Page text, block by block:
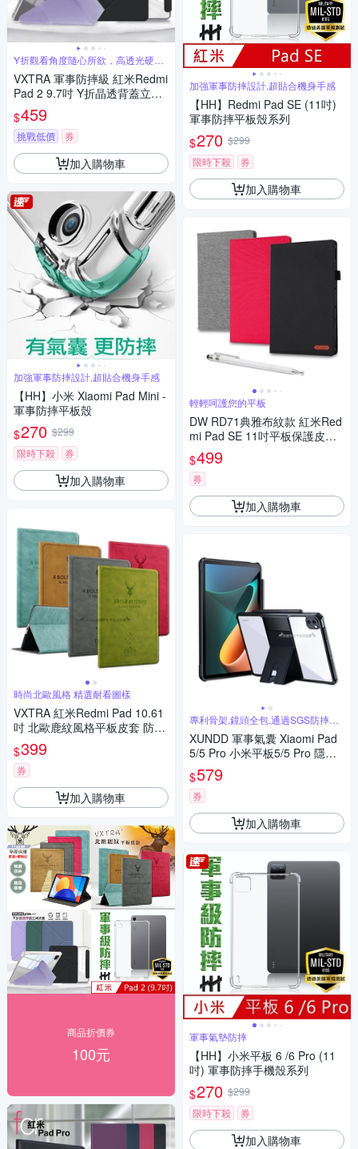
Y折觀看角度隨心所欲，高透光硬背
板
VXTRA 軍事防摔級 紅米Redmi
Pad 2 9.7吋 Y折晶透背蓋立架
皮套 含筆槽
$459
挑戰低價 券
加入購物車
加強軍事防摔設計,超貼合機身手感
【HH】小米 Xiaomi Pad Mini -
軍事防摔平板殼
$270 $299
限時下殺
券
加入購物車
時尚北歐風格 精選耐看圖樣
VXTRA 紅米Redmi Pad 10.61
吋 北歐鹿紋風格平板皮套 防潑
水立架保護套
$399
券
加入購物車
商品折價券
100元
加強軍事防摔設計,超貼合機身手感
【HH】Redmi Pad SE (11吋)
軍事防摔平板殼系列
$270 $299
限時下殺
券
加入購物車
輕輕呵護您的平板
DW RD71典雅布紋款 紅米Red
mi Pad SE 11吋平板保護皮套
(附精緻觸控筆)
$499
券
加入購物車
專利骨架,鏡頭全包,通過SGS防摔認
證
XUNDD 軍事氣囊 Xiaomi Pad
5/5 Pro 小米平板5/5 Pro 隱形
支架殼 平板防摔保護套(極簡
黑)
$579
券
加入購物車
軍事氣墊防摔
【HH】小米平板 6 /6 Pro (11
吋) 軍事防摔手機殼系列
$270 $299
限時下殺
券
加入購物車